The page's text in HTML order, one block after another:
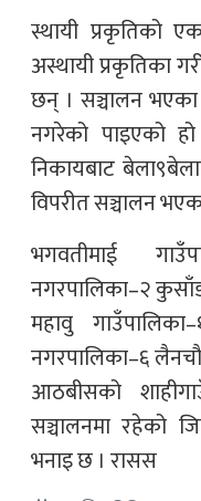
स्थायी प्रकृतिको
अस्थायी प्रकृतिका
छन् । सञ्चालन भएका
नगरेको पाइएको
निकायबाट
विपरीत सञ्चालन
भगवतीमाई
नगरपालिका–२
महावु
नगरपालिका–६
आठबीसको
सञ्चालनमा रहेको
भनाइ छ । रासस